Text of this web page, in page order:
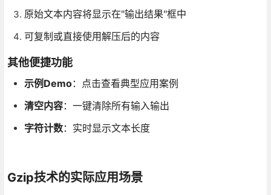
原始文本内容将显示在"输出结果"框中
可复制或直接使用解压后的内容
其他便捷功能
示例Demo：点击查看典型应用案例
清空内容：一键清除所有输入输出
字符计数：实时显示文本长度
Gzip技术的实际应用场景